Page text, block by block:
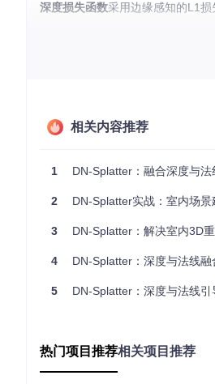
深度损失函数采用边缘感知的L1损
网格提取技术对比
项目提供两种网格提取方案，各具
技术 原理
Poisson重建
基于隐式表面的
图2：小型物体（毛绒玩具）的三
相关内容推荐
1 DN-Splatter：融合深度与
2 DN-Splatter实战：室内场
3 DN-Splatter：解决室内3D
4 DN-Splatter：深度与法线
5 DN-Splatter：深度与法线
热门项目推荐相关项目推荐